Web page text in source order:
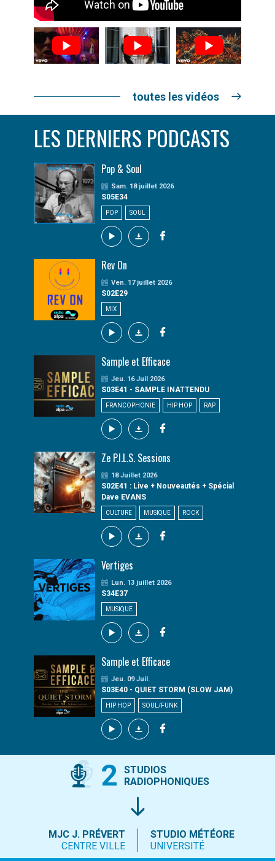
toutes les vidéos
LES DERNIERS PODCASTS
Pop & Soul
Sam. 18 juillet 2026
S05E34
POP SOUL
Rev On
Ven. 17 juillet 2026
S02E29
MIX
Sample et Efficace
Jeu. 16 Juil 2026
S03E41 - SAMPLE INATTENDU
FRANCOPHONIE HIP HOP RAP
Ze P.I.L.S. Sessions
18 Juillet 2026
S02E41 : Live + Nouveautés + Spécial
Dave EVANS
CULTURE MUSIQUE ROCK
Vertiges
Lun. 13 juillet 2026
S34E37
MUSIQUE
Sample et Efficace
Jeu. 09 Juil.
S03E40 - QUIET STORM (SLOW JAM)
HIP HOP SOUL/FUNK
2
STUDIOS
RADIOPHONIQUES
MJC J. PRÉVERT
CENTRE VILLE
STUDIO MÉTÉORE
UNIVERSITÉ